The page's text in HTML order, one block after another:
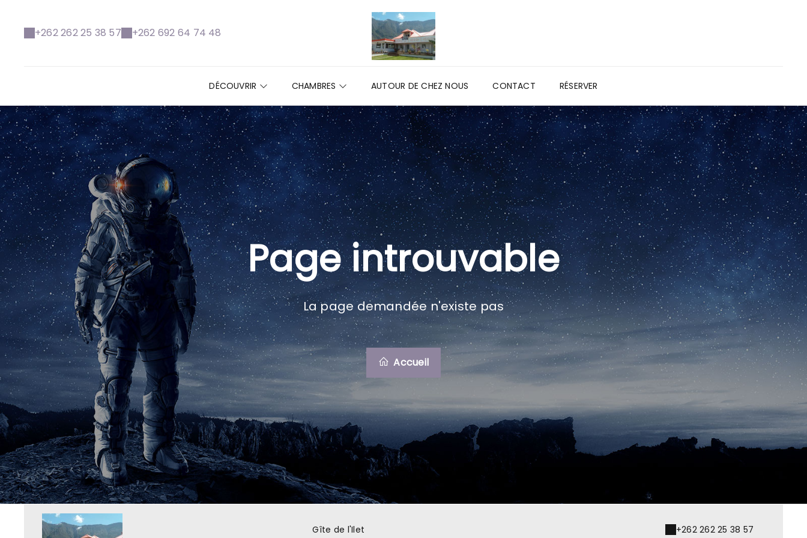
+262 262 25 38 57 +262 692 64 74 48
DÉCOUVRIR CHAMBRES AUTOUR DE CHEZ NOUS CONTACT RÉSERVER
Page introuvable
La page demandée n'existe pas
Accueil
Gîte de l'Ilet
+262 262 25 38 57